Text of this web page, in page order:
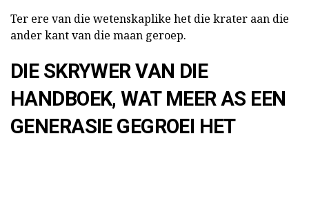
Ter ere van die wetenskaplike het die krater aan die
ander kant van die maan geroep.
DIE SKRYWER VAN DIE
HANDBOEK, WAT MEER AS EEN
GENERASIE GEGROEI HET